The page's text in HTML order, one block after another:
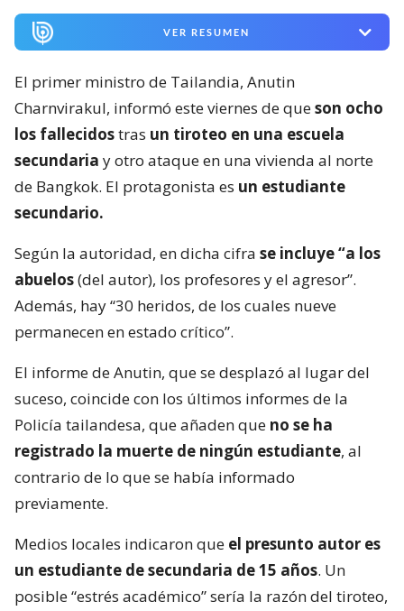
VER RESUMEN
El primer ministro de Tailandia, Anutin
Charnvirakul, informó este viernes de queson ocho
los fallecidostras un tiroteo en una escuela
secundaria y otro ataque en una vivienda al norte
de Bangkok. El protagonista es un estudiante
secundario.
Según la autoridad, en dicha cifra se incluye “a los
abuelos(del autor), los profesores y el agresor”.
Además, hay “30 heridos, de los cuales nueve
permanecen en estado crítico”.
El informe de Anutin, que se desplazó al lugar del
suceso, coincide con los últimos informes de la
Policía tailandesa, que añaden que no se ha
registrado la muerte de ningún estudiante, al
contrario de lo que se había informado
previamente.
Medios locales indicaron que el presunto autor es
un estudiante de secundaria de 15 años. Un
posible “estrés académico” sería la razón del tiroteo,